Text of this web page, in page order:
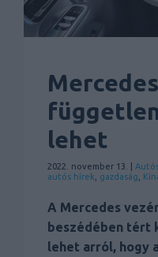
lehet
2022. november 13. |
autós hírek
gazdaság
A Mercedes
beszédében tért
lehet arról, hogy